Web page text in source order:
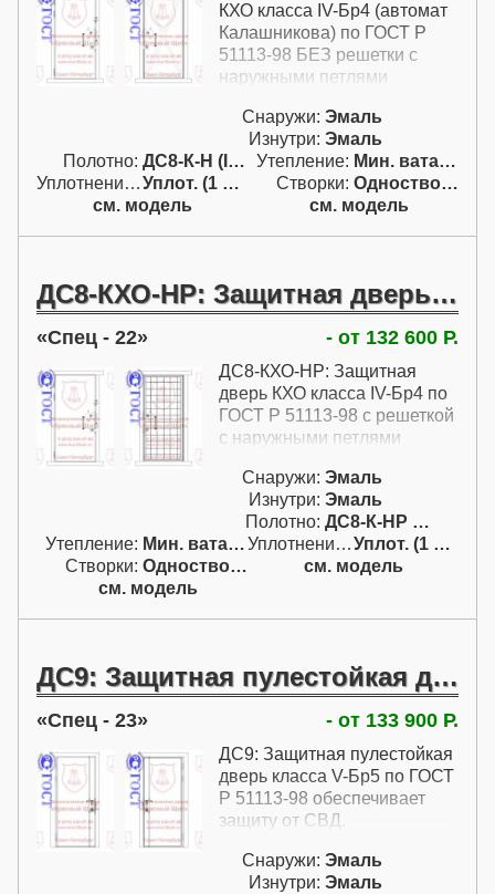
КХО класса IV-Бр4 (автомат
Калашникова) по ГОСТ Р
51113-98 БЕЗ решетки с
наружными петлями
Снаружи: Эмаль
Изнутри: Эмаль
Полотно:
ДС8-К-Н (IV-Бр4) Утепление:
Мин. вата / пенопл.
Уплотнение:
Уплот. (1 конт.) Створки:
Одностворчатая (А)
см. модель
см. модель
ДС8-КХО-НР: Защитная дверь КХО класса IV-Бр4 по ГОСТ Р 51113-98 с решеткой с наружными петлями
Спец - 22 - от 132 600 Р.
ДС8-КХО-НР: Защитная
дверь КХО класса IV-Бр4 по
ГОСТ Р 51113-98 с решеткой
с наружными петлями
Снаружи: Эмаль
Изнутри: Эмаль
Полотно:
ДС8-К-НР (IV-Бр4)
Утепление:
Мин. вата / пенопл. Уплотнение:
Уплот. (1 конт.)
Створки:
Одностворчатая (А)
см. модель
см. модель
ДС9: Защитная пулестойкая дверь класса V-Бр5 по ГОСТ Р 51113-98
Спец - 23 - от 133 900 Р.
ДС9: Защитная пулестойкая
дверь класса V-Бр5 по ГОСТ
Р 51113-98 обеспечивает
защиту от СВД.
Снаружи: Эмаль
Изнутри: Эмаль